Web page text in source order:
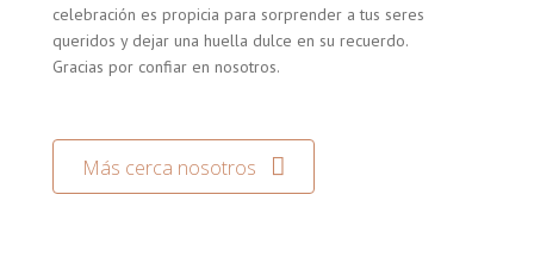
celebración es propicia para sorprender a tus seres
queridos y dejar una huella dulce en su recuerdo.
Gracias por confiar en nosotros.
Más cerca nosotros